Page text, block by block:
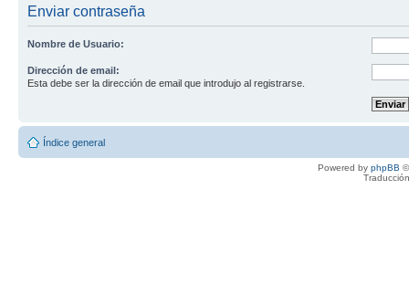
Enviar contraseña
Nombre de Usuario:
Dirección de email:
Esta debe ser la dirección de email que introdujo al registrarse.
Índice general
Powered by phpBB